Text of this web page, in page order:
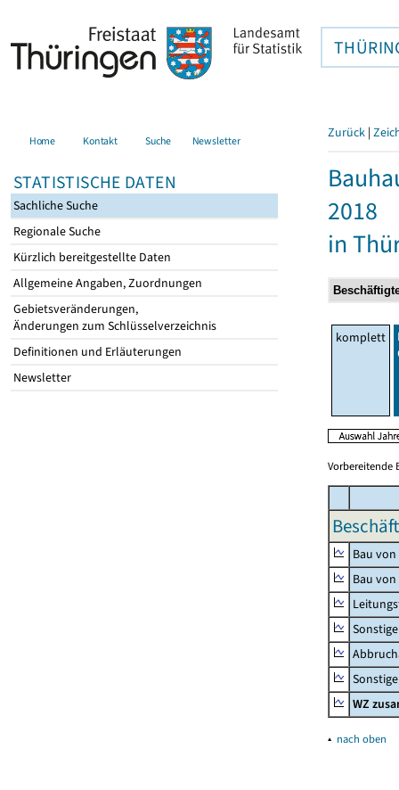
Home Kontakt Suche Newsletter
STATISTISCHE DATEN
Sachliche Suche
Regionale Suche
Kürzlich bereitgestellte Daten
Allgemeine Angaben, Zuordnungen
Gebietsveränderungen,
Änderungen zum Schlüsselverzeichnis
Definitionen und Erläuterungen
Newsletter
Zurück |
2018
in
komplett
Vorbereitende
Bau
Bau
WZ
▴ nach oben